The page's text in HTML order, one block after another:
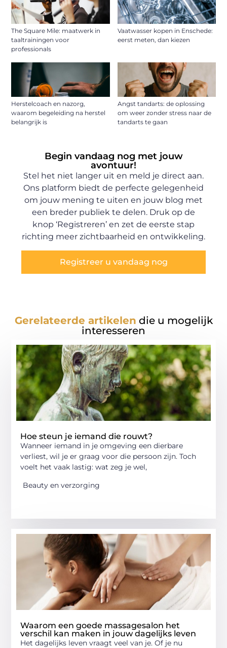
The Square Mile: maatwerk in
taaltrainingen voor
professionals
Vaatwasser kopen in Enschede:
eerst meten, dan kiezen
Herstelcoach en nazorg,
waarom begeleiding na herstel
belangrijk is
Angst tandarts: de oplossing
om weer zonder stress naar de
tandarts te gaan
Begin vandaag nog met jouw
avontuur!
Stel het niet langer uit en meld je direct aan.
Ons platform biedt de perfecte gelegenheid
om jouw mening te uiten en jouw blog met
een breder publiek te delen. Druk op de
knop ‘Registreren’ en zet de eerste stap
richting meer zichtbaarheid en ontwikkeling.
Registreer u vandaag nog
Gerelateerde artikelen die u mogelijk
interesseren
Hoe steun je iemand die rouwt?
Wanneer iemand in je omgeving een dierbare
verliest, wil je er graag voor die persoon zijn. Toch
voelt het vaak lastig: wat zeg je wel,
Beauty en verzorging
Waarom een goede massagesalon het
verschil kan maken in jouw dagelijks leven
Het dagelijks leven vraagt veel van je. Of je nu